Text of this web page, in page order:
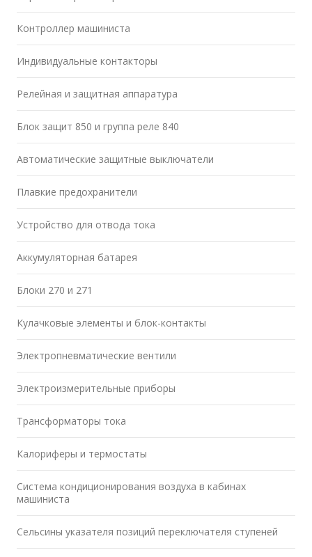
Контроллер машиниста
Индивидуальные контакторы
Релейная и защитная аппаратура
Блок защит 850 и группа реле 840
Автоматические защитные выключатели
Плавкие предохранители
Устройство для отвода тока
Аккумуляторная батарея
Блоки 270 и 271
Кулачковые элементы и блок-контакты
Электропневматические вентили
Электроизмерительные приборы
Трансформаторы тока
Калориферы и термостаты
Система кондиционирования воздуха в кабинах
машиниста
Сельсины указателя позиций переключателя ступеней